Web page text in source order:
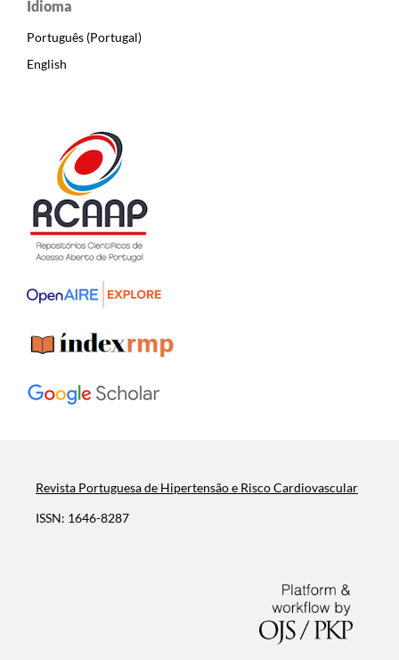
Idioma
Português (Portugal)
English
Revista Portuguesa de Hipertensão e Risco Cardiovascular
ISSN: 1646-8287